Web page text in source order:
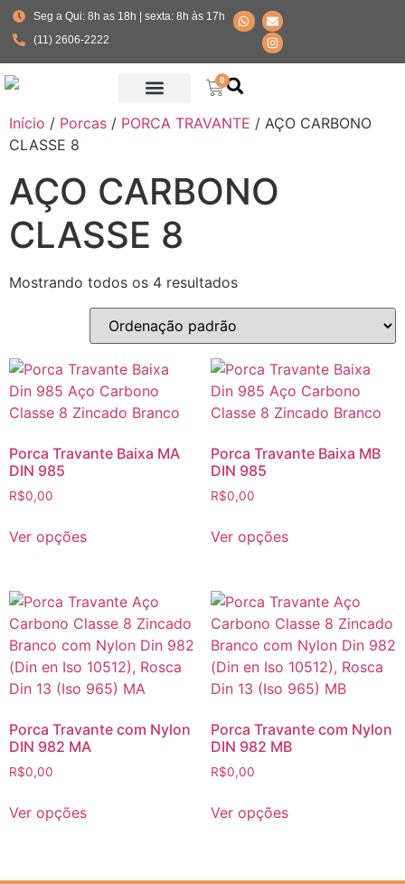
Seg a Qui: 8h as 18h | sexta: 8h às 17h
(11) 2606-2222
0
Início / Porcas / PORCA TRAVANTE / AÇO CARBONO
CLASSE 8
AÇO CARBONO
CLASSE 8
Mostrando todos os 4 resultados
Porca Travante Baixa MA
DIN 985
R$0,00
Ver opções
Porca Travante Baixa MB
DIN 985
R$0,00
Ver opções
Porca Travante com Nylon
DIN 982 MA
R$0,00
Ver opções
Porca Travante com Nylon
DIN 982 MB
R$0,00
Ver opções